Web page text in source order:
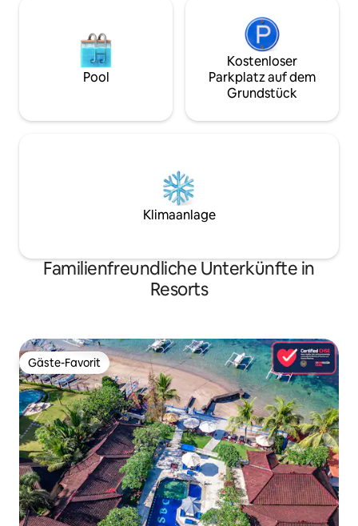
Pool
Kostenloser
Parkplatz auf dem
Grundstück
Klimaanlage
Familienfreundliche Unterkünfte in
Resorts
Gäste-Favorit
Gäste-Favorit